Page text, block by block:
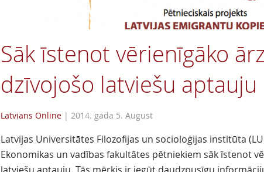
Sāk īstenot vērienīgāko
dzīvojošo latviešu aptauju
Latvians Online| 2014. gada 5. August
Latvijas Universitātes Filozofijas un socioloģijas institūta
Ekonomikas un vadības fakultātes pētniekiem sāk īstenot